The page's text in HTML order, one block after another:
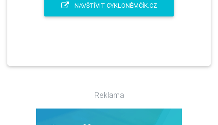
NAVŠTÍVIT CYKLONĚMČÍK.CZ
Reklama